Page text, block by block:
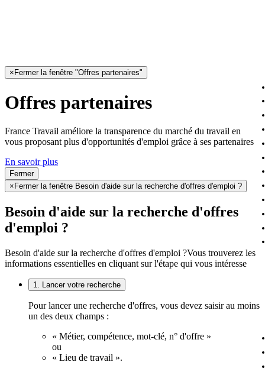
× Fermer la fenêtre "Offres partenaires"
Offres partenaires
France Travail améliore la transparence du marché du travail en
vous proposant plus d'opportunités d'emploi grâce à ses partenaires
En savoir plus
Fermer
× Fermer la fenêtre Besoin d'aide sur la recherche d'offres d'emploi ?
Besoin d'aide sur la recherche d'offres
d'emploi ?
Besoin d'aide sur la recherche d'offres d'emploi ?Vous trouverez les
informations essentielles en cliquant sur l'étape qui vous intéresse
1. Lancer votre recherche
Pour lancer une recherche d'offres, vous devez saisir au moins
un des deux champs :
« Métier, compétence, mot-clé, n° d'offre »
ou
« Lieu de travail ».